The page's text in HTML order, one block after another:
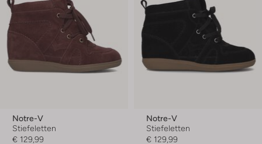
Notre-V
Stiefeletten
€ 129,99
Notre-V
Stiefeletten
€ 129,99